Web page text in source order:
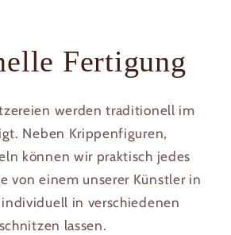
Fertigung
werden traditionell im
Neben Krippenfiguren,
können wir praktisch jedes
von einem unserer Künstler in
in verschiedenen
lassen.